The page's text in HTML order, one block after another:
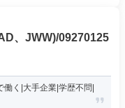
、JWW)/09270125
く|大手企業|学歴不問|